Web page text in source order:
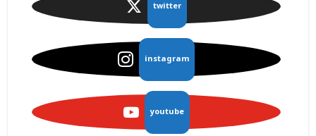
twitter
instagram
youtube